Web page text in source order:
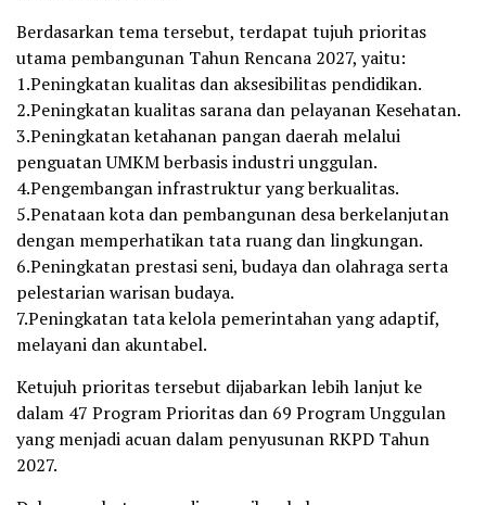
Berdasarkan tema tersebut, terdapat tujuh prioritas
utama pembangunan Tahun Rencana 2027, yaitu:
1.Peningkatan kualitas dan aksesibilitas pendidikan.
2.Peningkatan kualitas sarana dan pelayanan Kesehatan.
3.Peningkatan ketahanan pangan daerah melalui
penguatan UMKM berbasis industri unggulan.
4.Pengembangan infrastruktur yang berkualitas.
5.Penataan kota dan pembangunan desa berkelanjutan
dengan memperhatikan tata ruang dan lingkungan.
6.Peningkatan prestasi seni, budaya dan olahraga serta
pelestarian warisan budaya.
7.Peningkatan tata kelola pemerintahan yang adaptif,
melayani dan akuntabel.
Ketujuh prioritas tersebut dijabarkan lebih lanjut ke
dalam 47 Program Prioritas dan 69 Program Unggulan
yang menjadi acuan dalam penyusunan RKPD Tahun
2027.